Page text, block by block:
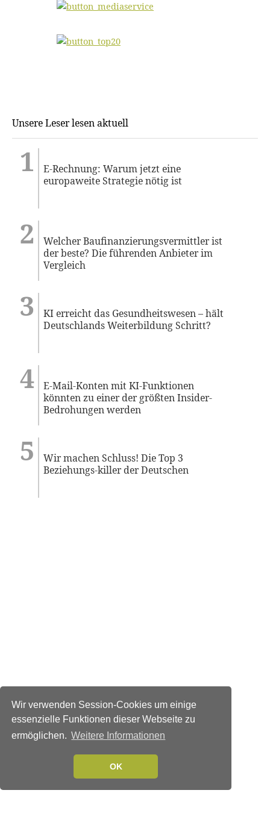
Wir verwenden Session-Cookies um einige
essenzielle Funktionen dieser Webseite zu
ermöglichen. Weitere Informationen
OK
Unsere Leser lesen aktuell
E-Rechnung: Warum jetzt eine
europaweite Strategie nötig ist
Welcher Baufinanzierungsvermittler ist
der beste? Die führenden Anbieter im
Vergleich
KI erreicht das Gesundheitswesen – hält
Deutschlands Weiterbildung Schritt?
E-Mail-Konten mit KI-Funktionen
könnten zu einer der größten Insider-
Bedrohungen werden
Wir machen Schluss! Die Top 3
Beziehungs-killer der Deutschen